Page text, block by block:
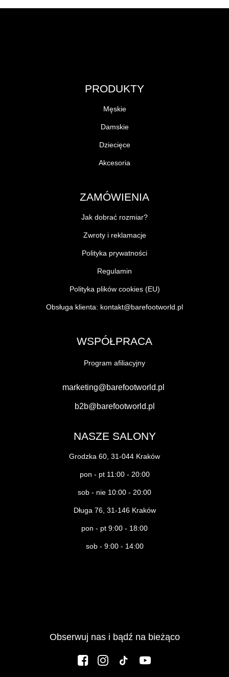
PRODUKTY
Męskie
Damskie
Dziecięce
Akcesoria
ZAMÓWIENIA
Jak dobrać rozmiar?
Zwroty i reklamacje
Polityka prywatności
Regulamin
Polityka plików cookies (EU)
Obsługa klienta: kontakt@barefootworld.pl
WSPÓŁPRACA
Program afiliacyjny
marketing@barefootworld.pl
b2b@barefootworld.pl
NASZE SALONY
Grodzka 60, 31-044 Kraków
pon - pt 11:00 - 20:00
sob - nie 10:00 - 20:00
Długa 76, 31-146 Kraków
pon - pt 9:00 - 18:00
sob - 9:00 - 14:00
Obserwuj nas i bądź na bieżąco